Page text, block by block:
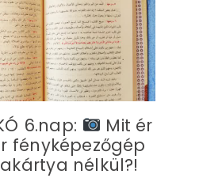
6.nap:
Mit ér
fényképezőgép
nélkül?!